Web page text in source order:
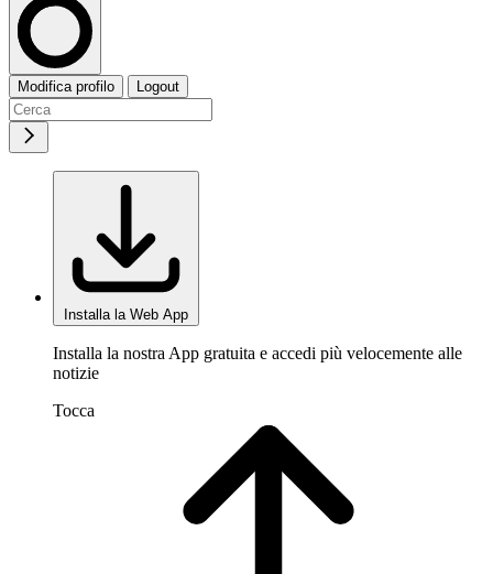
Modifica profilo Logout
Installa la Web App
Installa la nostra App gratuita e accedi più velocemente alle
notizie
Tocca